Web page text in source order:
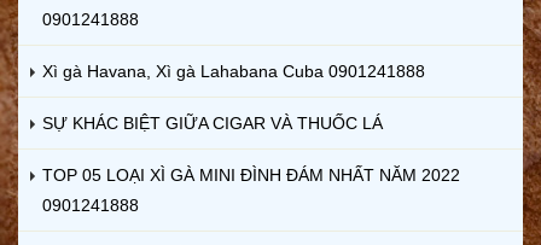
0901241888
Xì gà Havana, Xì gà Lahabana Cuba 0901241888
SỰ KHÁC BIỆT GIỮA CIGAR VÀ THUỐC LÁ
TOP 05 LOẠI XÌ GÀ MINI ĐÌNH ĐÁM NHẤT NĂM 2022
0901241888